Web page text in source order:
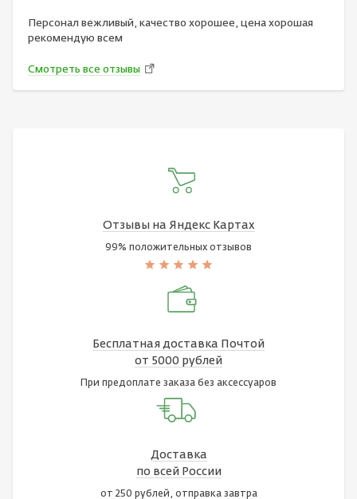
Персонал вежливый, качество хорошее, цена хорошая
рекомендую всем
Смотреть все отзывы
Отзывы на Яндекс Картах
99% положительных отзывов
Бесплатная доставка Почтой
от 5000 рублей
При предоплате заказа без аксессуаров
Доставка
по всей России
от 250 рублей, отправка завтра